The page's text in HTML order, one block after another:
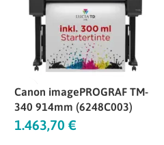
Canon imagePROGRAF TM-
340 914mm (6248C003)
1.463,70 €